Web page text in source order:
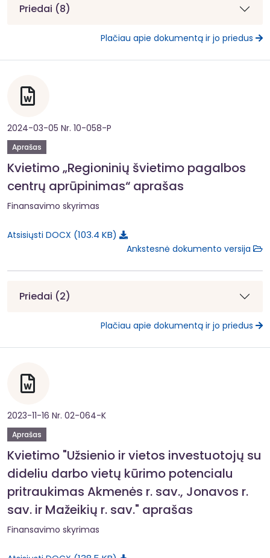
Priedai (8)
Plačiau apie dokumentą ir jo priedus
2024-03-05 Nr. 10-058-P
Aprašas
Kvietimo „Regioninių švietimo pagalbos
centrų aprūpinimas“ aprašas
Finansavimo skyrimas
Atsisiųsti DOCX 103.4 KB
Ankstesnė dokumento versija
Priedai (2)
Plačiau apie dokumentą ir jo priedus
2023-11-16 Nr. 02-064-K
Aprašas
Kvietimo "Užsienio ir vietos investuotojų su
dideliu darbo vietų kūrimo potencialu
pritraukimas Akmenės r. sav., Jonavos r.
sav. ir Mažeikių r. sav." aprašas
Finansavimo skyrimas